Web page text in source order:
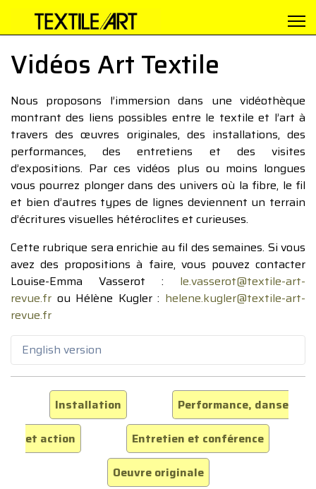
Vidéos Art Textile
Nous proposons l’immersion dans une vidéothèque
montrant des liens possibles entre le textile et l’art à
travers des œuvres originales, des installations, des
performances, des entretiens et des visites
d’expositions. Par ces vidéos plus ou moins longues
vous pourrez plonger dans des univers où la fibre, le fil
et bien d’autres types de lignes deviennent un terrain
d’écritures visuelles hétéroclites et curieuses.
Cette rubrique sera enrichie au fil des semaines. Si vous
avez des propositions à faire, vous pouvez contacter
Louise-Emma Vasserot : le.vasserot@textile-art-
revue.fr ou Hélène Kugler : helene.kugler@textile-art-
revue.fr
English version
Installation
Performance, danse
et action
Entretien et conférence
Oeuvre originale